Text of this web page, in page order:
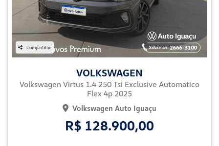
Compartilhe
VOLKSWAGEN
Volkswagen Virtus 1.4 250 Tsi Exclusive Automatico
Flex 4p 2025
Volkswagen Auto Iguaçu
R$ 128.900,00